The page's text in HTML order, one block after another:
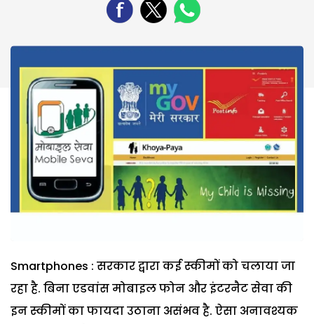
Smartphones : सरकार द्वारा कई स्कीमों को चलाया जा
रहा है. बिना एडवांस मोबाइल फोन और इंटरनैट सेवा की
इन स्कीमों का फायदा उठाना असंभव है. ऐसा अनावश्यक